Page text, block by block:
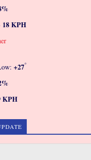
18 KPH
+27°
KPH